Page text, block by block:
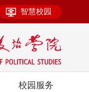
智慧校园
校园服务